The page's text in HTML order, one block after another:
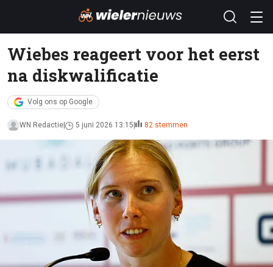
Wiebes reageert voor het eerst
na diskwalificatie
Volg ons op Google
WN Redactie 5 juni 2026 13:15 82 stemmen